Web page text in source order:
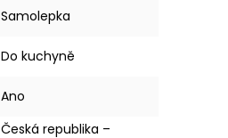
Samolepka
Do kuchyně
Ano
Česká republika –